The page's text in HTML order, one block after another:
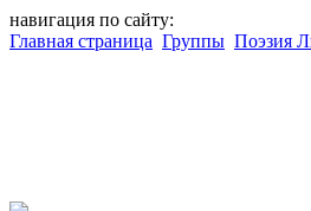
навигация по сайту:
Главная страница Группы Поэзия